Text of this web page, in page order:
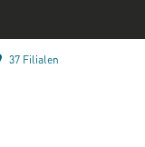
37 Filialen